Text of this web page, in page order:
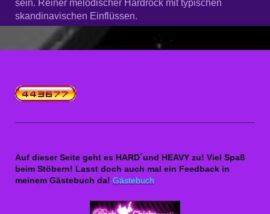
sein. Reiner melodischer Hardrock mit typischen
skandinavischen Einflüssen.
Auf dieser Seite geht es HARD´und HEAVY zu! Viel Spaß
beim Stöbern! Lasst doch auch mal ein Feedback in
meinem Gästebuch da! Gästebuch